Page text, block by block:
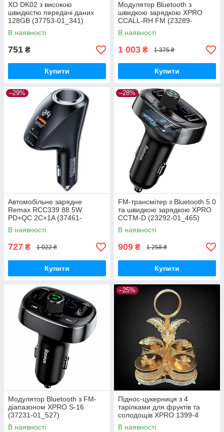
XO DK02 з високою
швидкістю передачі даних
128GB (37753-01_341)
В наявності
751 ₴
Купити
Модулятор Bluetooth з
швидкою зарядкою XPRO
CCALL-RH FM (23289-
01_535)
В наявності
1 003 ₴ 1 375 ₴
Купити
–29%
Автомобільне зарядне
Remax RCC339 88.5W
PD+QC 2C+1A (37461-
01_299)
В наявності
727 ₴ 1 022 ₴
Купити
–28%
FM-трансмітер з Bluetooth 5.0
та швидкою зарядкою XPRO
CCTM-D (23292-01_465)
В наявності
909 ₴ 1 258 ₴
Купити
Модулятор Bluetooth з FM-
діапазоном XPRO S-16
(37231-01_527)
В наявності
–25%
Піднос-цукерниця з 4
тарілками для фруктів та
солодощів XPRO 1399-4
(44679-1399-4_645)
В наявності